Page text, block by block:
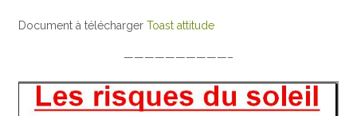
Document à téléchargerToast attitude
——————————–